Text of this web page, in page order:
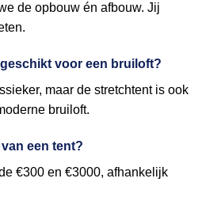
de opbouw én afbouw. Jij
voor een bruiloft?
maar de stretchtent is ook
bruiloft.
een tent?
€300 en €3000, afhankelijk